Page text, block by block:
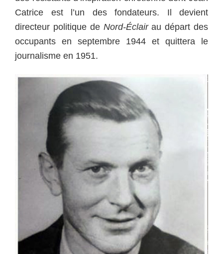
Catrice est l’un des fondateurs. Il devient
directeur politique de Nord-Éclairau départ des
occupants en septembre 1944 et quittera le
journalisme en 1951.